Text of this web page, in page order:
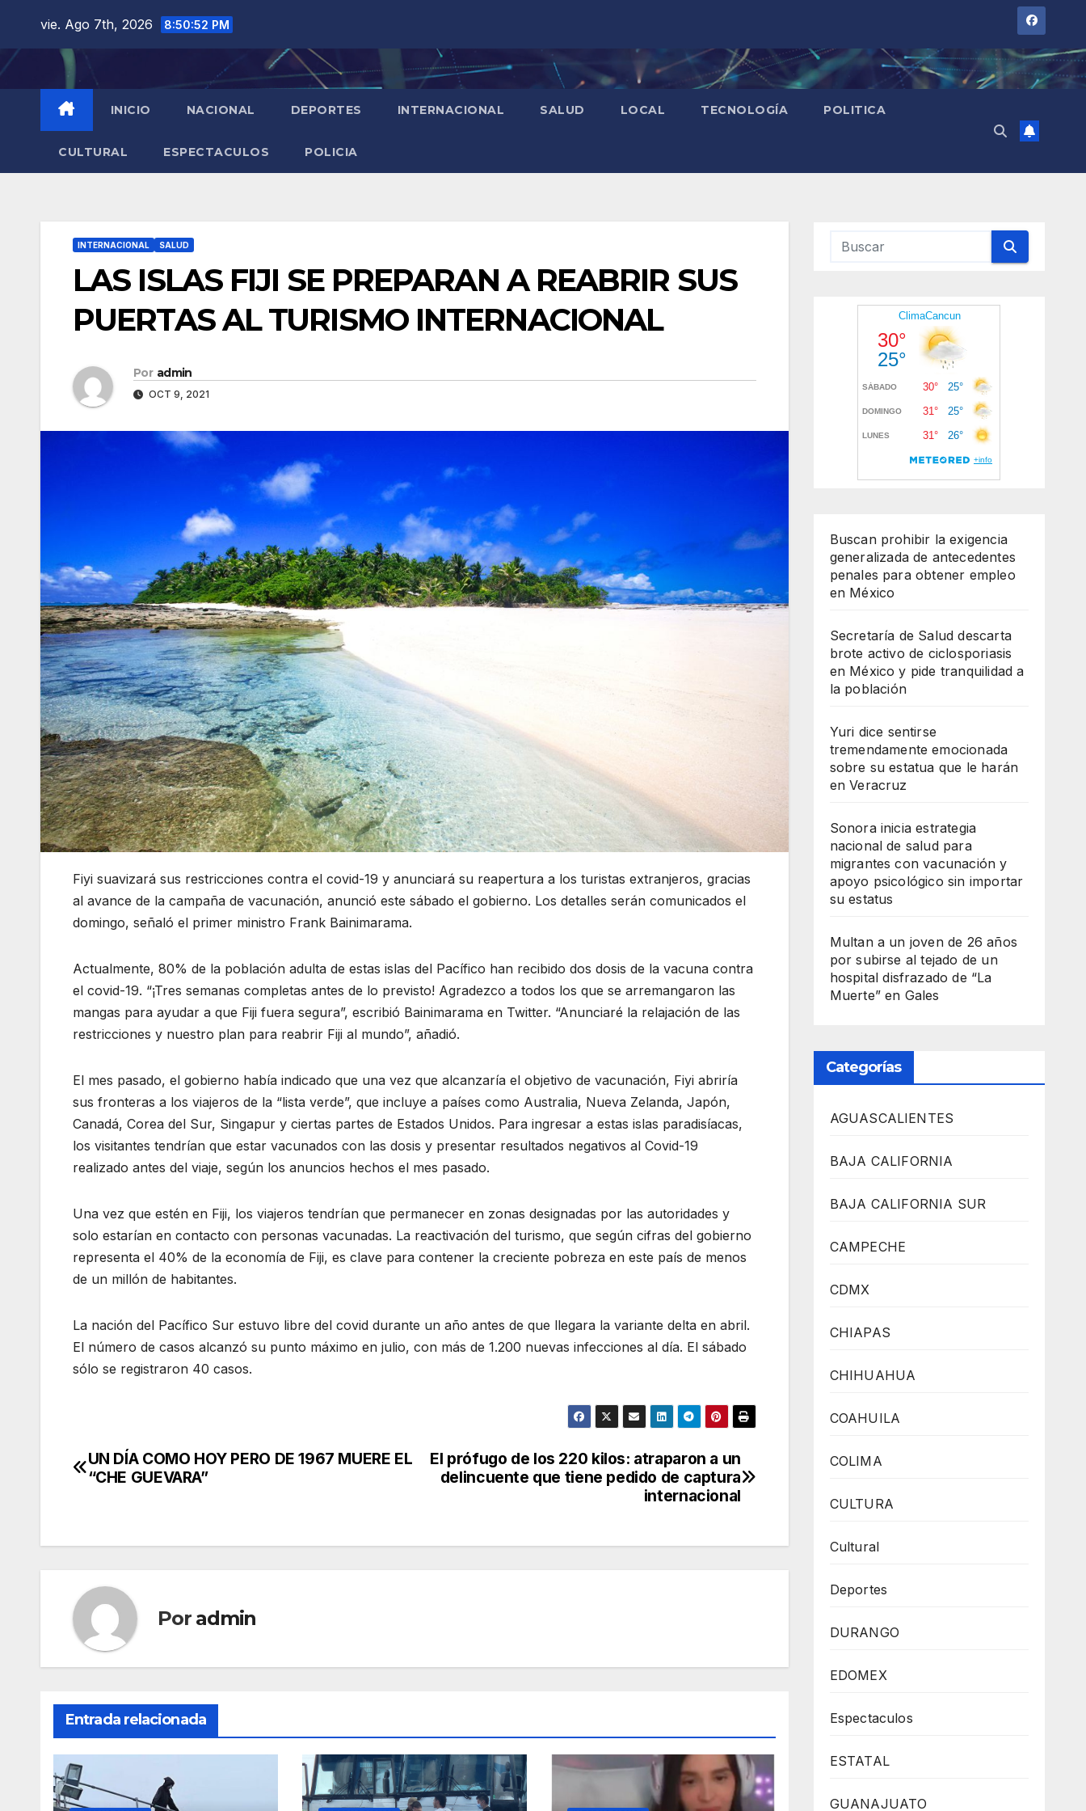
contenido
vie. Ago 7th, 2026 8:50:53 PM
INICIO NACIONAL DEPORTES INTERNACIONAL SALUD LOCAL TECNOLOGÍA POLITICA
CULTURAL ESPECTACULOS POLICIA
INTERNACIONAL SALUD
LAS ISLAS FIJI SE PREPARAN A REABRIR SUS
PUERTAS AL TURISMO INTERNACIONAL
Por admin
OCT 9, 2021
Fiyi suavizará sus restricciones contra el covid-19 y anunciará su reapertura a los turistas extranjeros, gracias
al avance de la campaña de vacunación, anunció este sábado el gobierno. Los detalles serán comunicados el
domingo, señaló el primer ministro Frank Bainimarama.
Actualmente, 80% de la población adulta de estas islas del Pacífico han recibido dos dosis de la vacuna contra
el covid-19. “¡Tres semanas completas antes de lo previsto! Agradezco a todos los que se arremangaron las
mangas para ayudar a que Fiji fuera segura”, escribió Bainimarama en Twitter. “Anunciaré la relajación de las
restricciones y nuestro plan para reabrir Fiji al mundo”, añadió.
El mes pasado, el gobierno había indicado que una vez que alcanzaría el objetivo de vacunación, Fiyi abriría
sus fronteras a los viajeros de la “lista verde”, que incluye a países como Australia, Nueva Zelanda, Japón,
Canadá, Corea del Sur, Singapur y ciertas partes de Estados Unidos. Para ingresar a estas islas paradisíacas,
los visitantes tendrían que estar vacunados con las dosis y presentar resultados negativos al Covid-19
realizado antes del viaje, según los anuncios hechos el mes pasado.
Una vez que estén en Fiji, los viajeros tendrían que permanecer en zonas designadas por las autoridades y
solo estarían en contacto con personas vacunadas. La reactivación del turismo, que según cifras del gobierno
representa el 40% de la economía de Fiji, es clave para contener la creciente pobreza en este país de menos
de un millón de habitantes.
La nación del Pacífico Sur estuvo libre del covid durante un año antes de que llegara la variante delta en abril.
El número de casos alcanzó su punto máximo en julio, con más de 1.200 nuevas infecciones al día. El sábado
sólo se registraron 40 casos.
Navegación
El prófugo de los 220 kilos: atraparon a un
delincuente que tiene pedido de captura
internacional
UN DÍA COMO HOY PERO DE 1967 MUERE EL
“CHE GUEVARA”
Por admin
Entrada relacionada
Buscan prohibir la exigencia
generalizada de antecedentes
penales para obtener empleo
en México
Secretaría de Salud descarta
brote activo de ciclosporiasis
en México y pide tranquilidad a
la población
Yuri dice sentirse
tremendamente emocionada
sobre su estatua que le harán
en Veracruz
Sonora inicia estrategia
nacional de salud para
migrantes con vacunación y
apoyo psicológico sin importar
su estatus
Multan a un joven de 26 años
por subirse al tejado de un
hospital disfrazado de “La
Muerte” en Gales
Categorías
AGUASCALIENTES
BAJA CALIFORNIA
BAJA CALIFORNIA SUR
CAMPECHE
CDMX
CHIAPAS
CHIHUAHUA
COAHUILA
COLIMA
CULTURA
Cultural
Deportes
DURANGO
EDOMEX
Espectaculos
ESTATAL
GUANAJUATO